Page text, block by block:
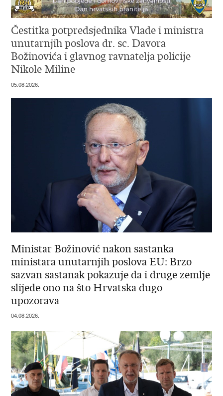
Čestitka potpredsjednika Vlade i ministra
unutarnjih poslova dr. sc. Davora
Božinovića i glavnog ravnatelja policije
Nikole Miline
05.08.2026.
Ministar Božinović nakon sastanka
ministara unutarnjih poslova EU: Brzo
sazvan sastanak pokazuje da i druge zemlje
slijede ono na što Hrvatska dugo
upozorava
04.08.2026.